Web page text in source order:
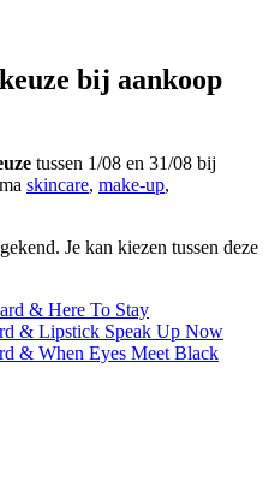
bij aankoop
tussen 1/08 en 31/08 bij
skincare, make-up,
Je kan kiezen tussen deze
& Here To Stay
& Lipstick Speak Up Now
& When Eyes Meet Black